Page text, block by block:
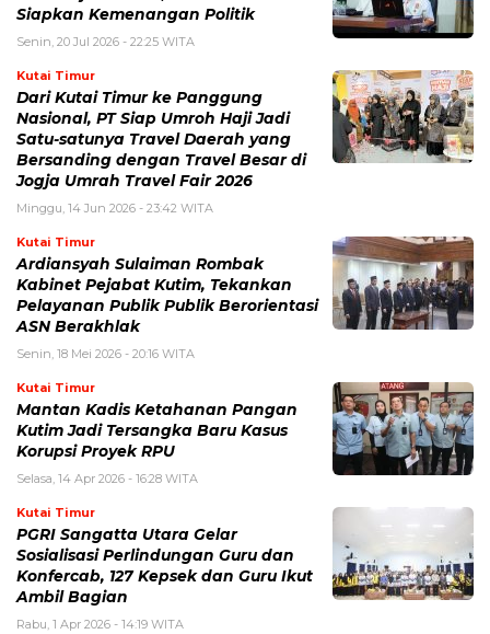
Siapkan Kemenangan Politik
Senin, 20 Jul 2026 - 22:25 WITA
Kutai Timur
Dari Kutai Timur ke Panggung
Nasional, PT Siap Umroh Haji Jadi
Satu-satunya Travel Daerah yang
Bersanding dengan Travel Besar di
Jogja Umrah Travel Fair 2026
Minggu, 14 Jun 2026 - 23:42 WITA
Kutai Timur
Ardiansyah Sulaiman Rombak
Kabinet Pejabat Kutim, Tekankan
Pelayanan Publik Publik Berorientasi
ASN Berakhlak
Senin, 18 Mei 2026 - 20:16 WITA
Kutai Timur
Mantan Kadis Ketahanan Pangan
Kutim Jadi Tersangka Baru Kasus
Korupsi Proyek RPU
Selasa, 14 Apr 2026 - 16:28 WITA
Kutai Timur
PGRI Sangatta Utara Gelar
Sosialisasi Perlindungan Guru dan
Konfercab, 127 Kepsek dan Guru Ikut
Ambil Bagian
Rabu, 1 Apr 2026 - 14:19 WITA